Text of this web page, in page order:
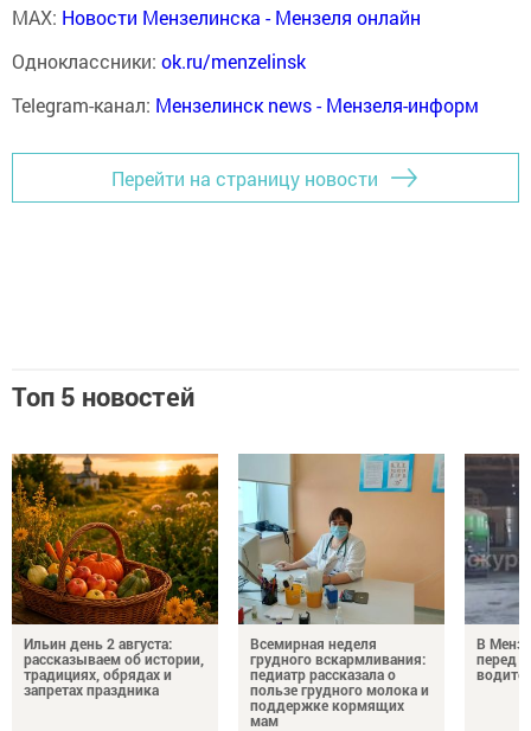
MAX: Новости Мензелинска - Мензеля онлайн
Одноклассники: ok.ru/menzelinsk
Telegram-канал: Мензелинск news - Мензеля-информ
Перейти на страницу новости
Топ 5 новостей
Ильин день 2 августа:
рассказываем об истории,
традициях, обрядах и
запретах праздника
Всемирная неделя
грудного вскармливания:
педиатр рассказала о
пользе грудного молока и
поддержке кормящих
мам
В
перед